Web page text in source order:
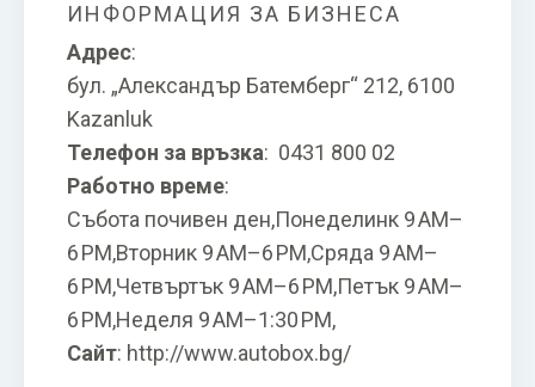
ИНФОРМАЦИЯ ЗА БИЗНЕСА
Адрес:
бул. „Александър Батемберг“ 212, 6100
Kazanluk
Телефон за връзка: 0431 800 02
Работно време:
Събота почивен ден,Понеделинк 9 AM–
6 PM,Вторник 9 AM–6 PM,Сряда 9 AM–
6 PM,Четвъртък 9 AM–6 PM,Петък 9 AM–
6 PM,Неделя 9 AM–1:30 PM,
Сайт: http://www.autobox.bg/